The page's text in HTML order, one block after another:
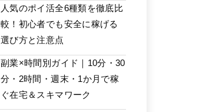
人気のポイ活全6種類を徹底比
較！初心者でも安全に稼げる
選び方と注意点
副業×時間別ガイド｜10分・30
分・2時間・週末・1か月で稼
ぐ在宅＆スキマワーク